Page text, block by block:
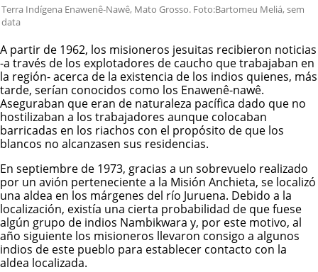
Terra Indígena Enawenê-Nawê, Mato Grosso. Foto:Bartomeu Meliá, sem
data
A partir de 1962, los misioneros jesuitas recibieron noticias
-a través de los explotadores de caucho que trabajaban en
la región- acerca de la existencia de los indios quienes, más
tarde, serían conocidos como los Enawenê-nawê.
Aseguraban que eran de naturaleza pacífica dado que no
hostilizaban a los trabajadores aunque colocaban
barricadas en los riachos con el propósito de que los
blancos no alcanzasen sus residencias.
En septiembre de 1973, gracias a un sobrevuelo realizado
por un avión perteneciente a la Misión Anchieta, se localizó
una aldea en los márgenes del río Juruena. Debido a la
localización, existía una cierta probabilidad de que fuese
algún grupo de indios Nambikwara y, por este motivo, al
año siguiente los misioneros llevaron consigo a algunos
indios de este pueblo para establecer contacto con la
aldea localizada.